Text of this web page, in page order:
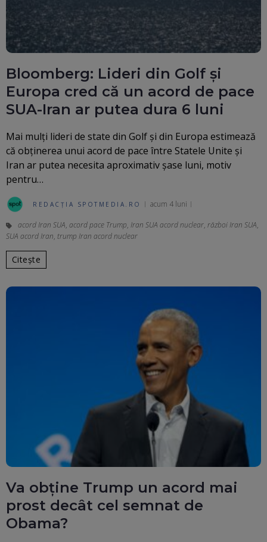
Bloomberg: Lideri din Golf și
Europa cred că un acord de pace
SUA-Iran ar putea dura 6 luni
Mai mulți lideri de state din Golf și din Europa estimează
că obținerea unui acord de pace între Statele Unite și
Iran ar putea necesita aproximativ șase luni, motiv
pentru…
REDACȚIA SPOTMEDIA.RO acum 4 luni
acord Iran SUA, acord pace Trump, Iran SUA acord nuclear, război Iran SUA,
SUA acord Iran, trump Iran acord nuclear
Citește
Va obține Trump un acord mai
prost decât cel semnat de
Obama?